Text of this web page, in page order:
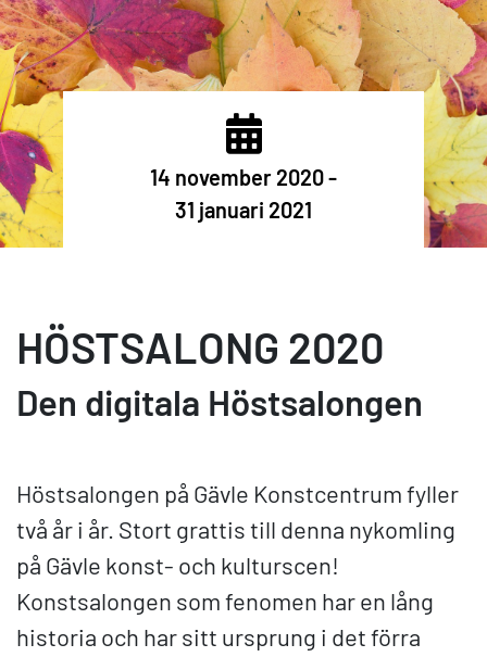
14 november 2020 -
31 januari 2021
HÖSTSALONG 2020
Den digitala Höstsalongen
Höstsalongen på Gävle Konstcentrum fyller
två år i år. Stort grattis till denna nykomling
på Gävle konst- och kulturscen!
Konstsalongen som fenomen har en lång
historia och har sitt ursprung i det förra